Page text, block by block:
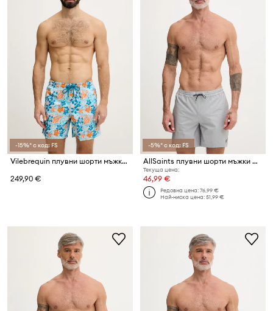
-15%* с код: FS
Vilebrequin плувни шорти мъжки MOOREA
249,90 €
-5%* с код: FS
AllSaints плувни шорти мъжки CIPER
Текуща цена:
46,99 €
Редовна цена:76,99 €
Най-ниска цена:51,99 €